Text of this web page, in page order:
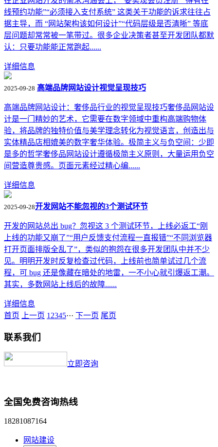
线预约功能”“必须接入支付系统” 这类关于功能的诉求往往占
据主导，而 “网站架构该如何设计”“代码层级是否清晰” 等底
层问题却常常被一笔带过。很多企业决策者甚至开发团队都默
认：只要功能能正常跑起......
详细信息
2025-09-28 高端品牌网站设计视觉呈现技巧
高端品牌网站设计：奢侈品行业的视觉呈现技巧奢侈品网站设
计是一门精妙的艺术，它需要在数字领域中重构高端购物体
验，将品牌的独特价值与美学理念转化为视觉语言，创造出与
实体精品店相媲美的数字奢华体验。极简主义与负空间：少即
是多的哲学奢侈品网站设计遵循极简主义原则，大量运用负空
间营造尊贵感。页面元素经过精心编......
详细信息
2025-09-28​开发网站不能忽视的3个测试环节
开发的网站总出 bug？忽视这 3 个测试环节，上线必返工“刚
上线的功能又崩了”“用户反馈支付流程一直报错”“不同浏览器
打开页面排版全乱了”，类似的抱怨在很多开发团队中并不少
见。明明开发时反复检查过代码，上线前也简单试过几个流
程，可 bug 还是像藏在暗处的地雷，一不小心就引爆返工潮。
其实，多数网站上线后的故障......
详细信息
首页
上一页 1 2345··· 下一页 尾页
联系我们
立即咨询
全国免费咨询热线
18281087164
网站建设